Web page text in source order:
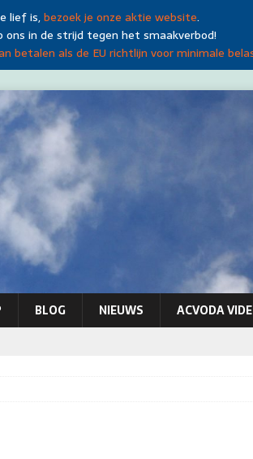
lief is,bezoek je onze aktie website.
ons in de strijd tegen het smaakverbod!
betalen als de EU richtlijn voor minimale
BLOG NIEUWS ACVODA